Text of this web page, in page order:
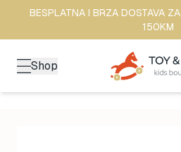
BESPLATNA I BRZA DOSTAVA
150KM
Shop